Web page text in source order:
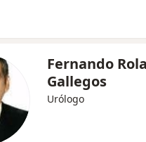
Fernando
Gallegos
Urólogo